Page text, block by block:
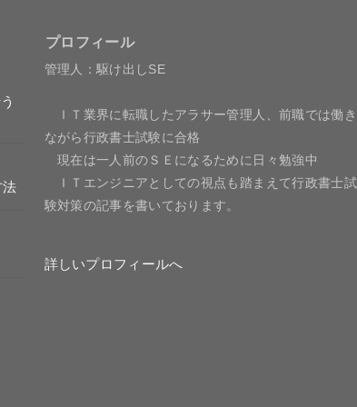
法
プロフィール
管理人：駆け出しSE
ＩＴ業界に転職したアラサー管理人、前職では働き
ながら行政書士試験に合格
現在は一人前のＳＥになるために日々勉強中
ＩＴエンジニアとしての視点も踏まえて行政書士試
験対策の記事を書いております。
詳しいプロフィールへ